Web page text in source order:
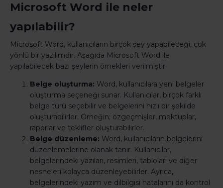
Microsoft Word ile neler
yapılabilir?
Microsoft Word, kullanıcıların birçok şey yapabileceği, çok
yönlü bir yazılımdır. Aşağıda Microsoft Word ile
yapılabilecek bazı şeylerin örnekleri verilmiştir:
Belge oluşturma: Word, kullanıcılara yeni belgeler
oluşturma seçeneği sunar. Kullanıcılar, birçok farklı
belge türü seçebilir ve belgelerini hızlı bir şekilde
oluşturabilirler. Örneğin; özgeçmişler, mektuplar,
raporlar ve teklifler oluşturabilirler.
Belge düzenleme: Word, kullanıcıların belgelerini
düzenlemelerine olanak tanır. Kullanıcılar,
belgelerindeki yazıları, resimleri, tabloları ve diğer
nesneleri kolayca düzenleyebilirler. Ayrıca,
belgelerindeki yazım ve dilbilgisi hatalarını da kontrol